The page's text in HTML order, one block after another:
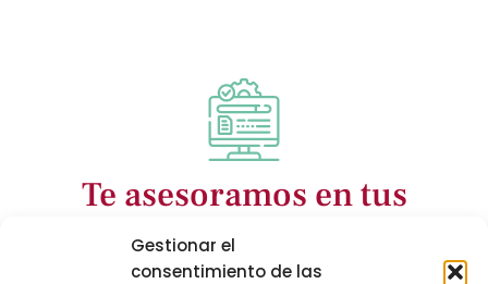
Gestionar el
consentimiento de las
Te asesoramos en tus
gestiones